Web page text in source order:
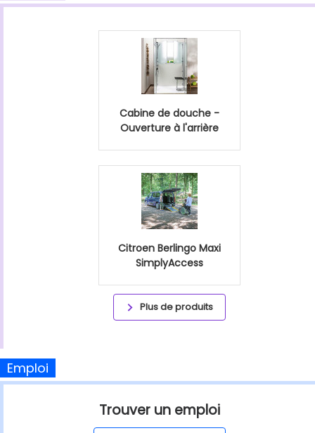
Cabine de douche -
Ouverture à l'arrière
Citroen Berlingo Maxi
SimplyAccess
Plus de produits
Emploi
Trouver un emploi